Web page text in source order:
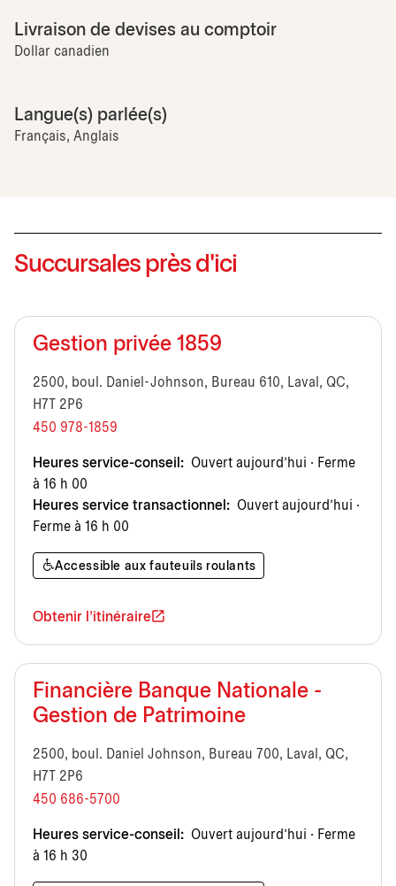
Livraison de devises au comptoir
Dollar canadien
Langue(s) parlée(s)
Français, Anglais
Succursales près d'ici
Gestion privée 1859
2500, boul. Daniel-Johnson, Bureau 610, Laval, QC,
H7T 2P6
450 978-1859
Heures service-conseil: Ouvert aujourd’hui · Ferme
à 16 h 00
Heures service transactionnel: Ouvert aujourd’hui ·
Ferme à 16 h 00
Accessible aux fauteuils roulants
Obtenir l'itinéraire
Financière Banque Nationale -
Gestion de Patrimoine
2500, boul. Daniel Johnson, Bureau 700, Laval, QC,
H7T 2P6
450 686-5700
Heures service-conseil: Ouvert aujourd’hui · Ferme
à 16 h 30